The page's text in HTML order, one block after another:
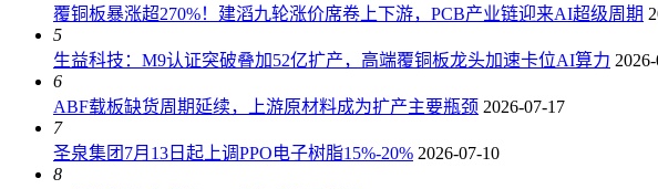
覆铜板暴涨超270%！建滔九轮涨价席卷上下游，PCB产业链迎来AI超级周期
5
生益科技：M9认证突破叠加52亿扩产，高端覆铜板龙头加速卡位AI算力
6
ABF载板缺货周期延续，上游原材料成为扩产主要瓶颈 2026-07-17
7
圣泉集团7月13日起上调PPO电子树脂15%-20% 2026-07-10
8